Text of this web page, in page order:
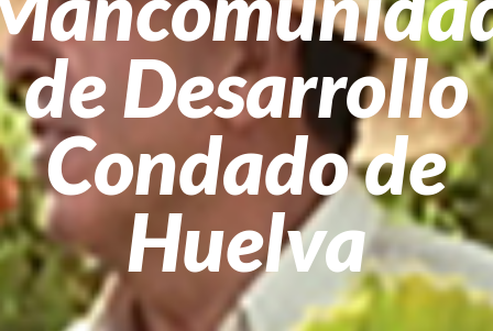
de Desarrollo
Condado de
Huelva